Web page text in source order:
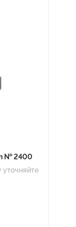
№ 2400
уточняйте